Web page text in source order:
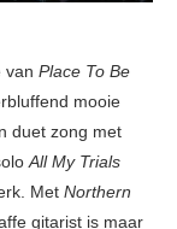
van Place To Be
mooie
duet zong met
All My Trials
Met Northern
gitarist is maar